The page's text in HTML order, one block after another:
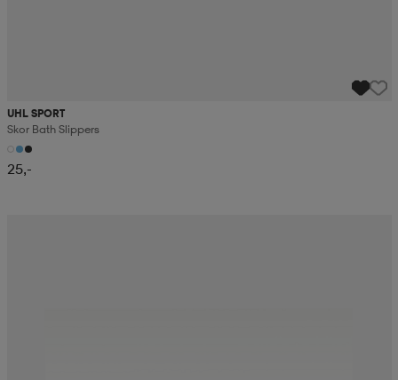
UHL SPORT
Skor Bath Slippers
25,-